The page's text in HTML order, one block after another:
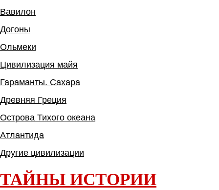
Вавилон
Догоны
Ольмеки
Цивилизация майя
Гараманты. Сахара
Древняя Греция
Острова Тихого океана
Атлантида
Другие цивилизации
ТАЙНЫ ИСТОРИИ